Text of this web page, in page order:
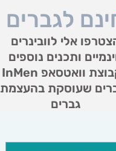
לגברים
אלי לוובינרים
ותכנים נוספים
בקבוצת וואטסאפ InMen
שעוסקת בהעצמת
גברים